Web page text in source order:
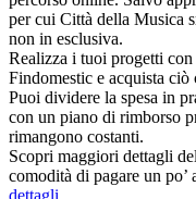
per cui Città della Musica
non in esclusiva.
Realizza i tuoi progetti
Findomestic e acquista
Puoi dividere la spesa in
con un piano di rimborso
rimangono costanti.
Scopri maggiori dettagli
comodità di pagare un